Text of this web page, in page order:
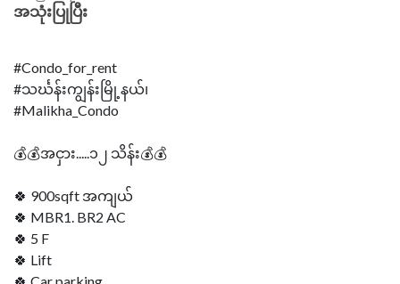
အသုံးပြုပြီး
#Condo_for_rent
#သင်္ဃန်းကျွန်းမြို့နယ်၊
#Malikha_Condo
💰💰အငှား.....၁၂ သိန်း💰💰
🍀 900sqft အကျယ်
🍀 MBR1. BR2 AC
🍀 5 F
🍀 Lift
🍀 Car parking